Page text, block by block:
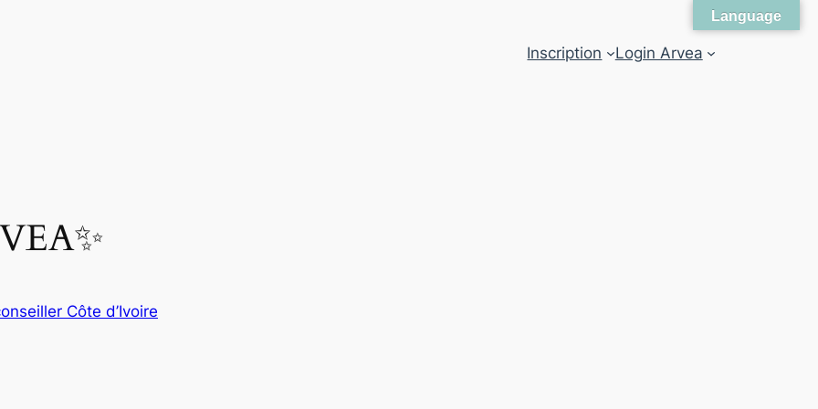
Inscription Login Arvea
Côte d’Ivoire
Language